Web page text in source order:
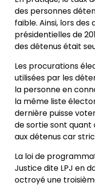
des personnes
faible. Ainsi, lors
présidentielles de
des détenus était
Les procurations
utilisées par les
la personne en
la même liste
dernière puisse
de sortie sont
aux détenus car
La loi de
Justice dite LPJ en
octroyé une